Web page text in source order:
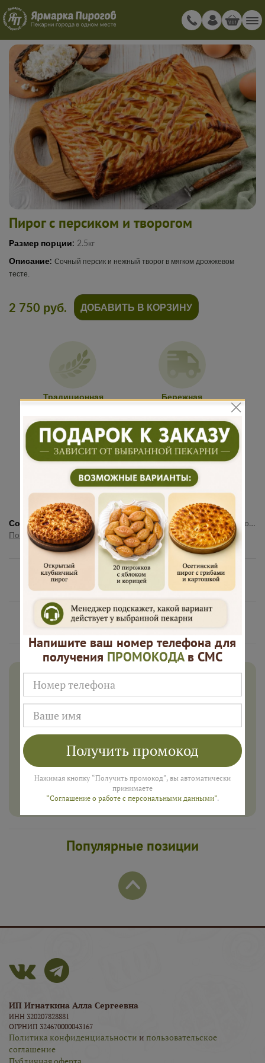
Пирог с персиком и творогом
Размер порции: 2.5кг
Описание: Сочный персик и нежный творог в мягком дрожжевом
тесте.
Традиционная
Бережная
Подарок к
каждому
заказу
Много
начинки
2 750 руб. ДОБАВИТЬ В КОРЗИНУ
Состав:Мука, яйцо, дрожжи, маргарин, вода, соль, сахар, творог, персик, яйцо, ванилин
Показать полностью
Нам доверяют
Русские Пироги это
Дарим 500 рублей на заказ в
августе!
Введите ваш номер телефона и мы пришлем промокод
для подарка в смс
ПОЛУЧИТЬ
Популярные позиции
ИП Игнаткина Алла Сергеевна
ИНН 320207828881
ОГРНИП 324670000043167
Политика конфиденциальности и пользовательское
соглашение
Напишите ваш номер телефона для
получения ПРОМОКОДАв СМС
Получить промокод
Нажимая кнопку “Получить промокод”, вы автоматически
принимаете
“Соглашение о работе с персональными данными”.